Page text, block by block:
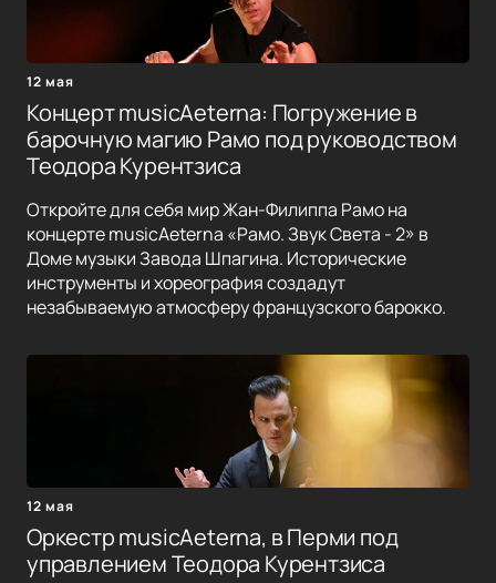
12 мая
Концерт musicAeterna: Погружение в
барочную магию Рамо под руководством
Теодора Курентзиса
Откройте для себя мир Жан-Филиппа Рамо на
концерте musicAeterna «Рамо. Звук Света - 2» в
Доме музыки Завода Шпагина. Исторические
инструменты и хореография создадут
незабываемую атмосферу французского барокко.
12 мая
Оркестр musicAeterna, в Перми под
управлением Теодора Курентзиса